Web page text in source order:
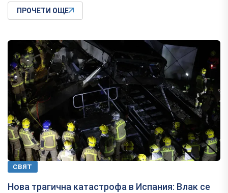
ПРОЧЕТИ ОЩЕ
СВЯТ
Нова трагична катастрофа в Испания: Влак се